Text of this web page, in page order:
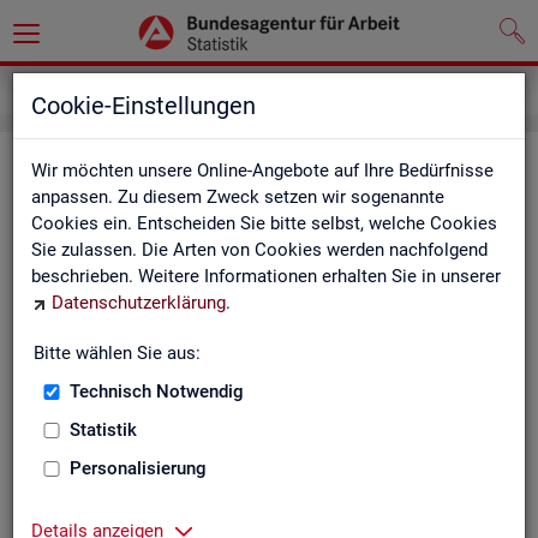
Cookie-Einstellungen
Wir möchten unsere Online-Angebote auf Ihre Bedürfnisse
anpassen. Zu diesem Zweck setzen wir sogenannte
Cookies ein. Entscheiden Sie bitte selbst, welche Cookies
Sie zulassen. Die Arten von Cookies werden nachfolgend
beschrieben. Weitere Informationen erhalten Sie in unserer
Datenschutzerklärung.
Bitte wählen Sie aus:
Technisch Notwendig
Statistik
Personalisierung
Details anzeigen
Kon­takt
Nut­zen Sie die Mög­lich­keit mit uns in Kon­takt zu tre­ten!
Sie haben Fra­gen zum An­ge­bot?
Sie be­nö­ti­gen auf Ihre Fra­ge­stel­lung zu­ge­schnit­te­ne Son­der­
Ihr Sta­tis­tik-Ser­vice hilft Ihnen wei­ter!
Zen­tra­ler Sta­tis­tik-Ser­vice